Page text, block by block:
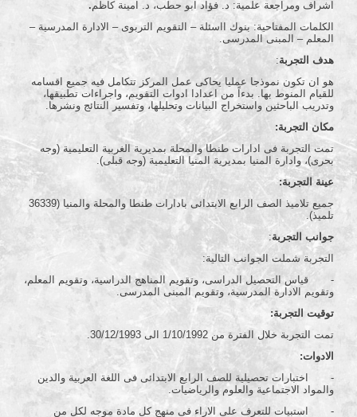
اشراف ومراجعة علمية: د. فؤاد ابو حطب، د. امينة كاظم .
الكلمات المفتاحية: بنوك ااسئلة – التقويم التربوى – الادارة المدرسية –
المعلم – المبنى المدرسى.
هدف التجربة:
هو ان تكون نموذجا عمليا يحاكى عمل المركز تتكامل فيه جميع اقسامه
للقيام المنوط بها. بدءاً من اعدادا ادوات التقويم، واجراءات تطبيقها،
وتدريب الباحثين واستخراج البيانات وتحليلها، وتفسير النتائج ونشرها.
مكان التجربة:
تمت التجربة فى ادارات طنطا والمحلة بمديرية الغربية التعليمية (وجه
بحرى)، وادارة المنيا بمديرية المنيا التعليمية (وجه قبلى).
عينة التجربة:
جميع تلاميذ الصف الرابع الابتدائى بادارات طنطا والمحلة والمنيا (36339
تلميذ).
جوانب التجربة:
التجربة شملت الجوانب التالية:
- قياس التحصيل الدراسى، وتقويم المناهج الدراسية، وتقويم المعلم،
وتقويم الادارة المدرسية، وتقويم المبنى المدرسى.
توقيت التجربة:
تمت التجربة خلال الفترة من 1/10/1992 الى 30/12/1993.
الادوات:
- اختبارات تحصيلية للصف الرابع الابتدائى فى اللغة العربية والدين
والمواد الاجتماعية والعلوم والرياضيات.
- استبيات للتعرف على الاراء فى منهج كل مادة موجه لكل من